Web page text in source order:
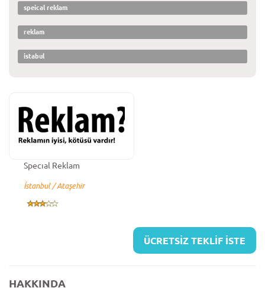
speical reklam
reklam
istabul
Specıal Reklam
İstanbul / Ataşehir
ÜCRETSİZ TEKLİF İSTE
HAKKINDA